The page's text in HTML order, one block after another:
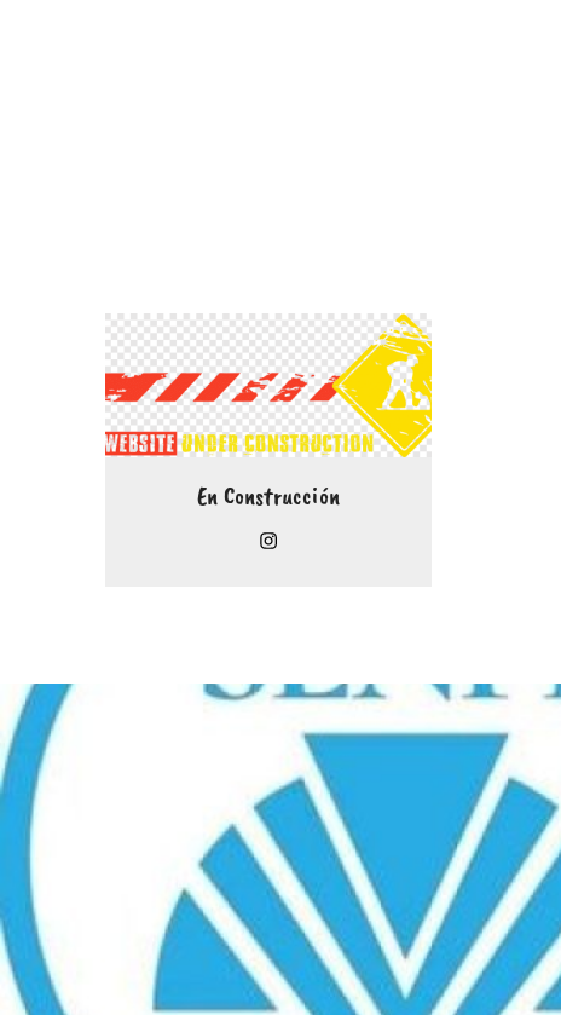
En Construcción